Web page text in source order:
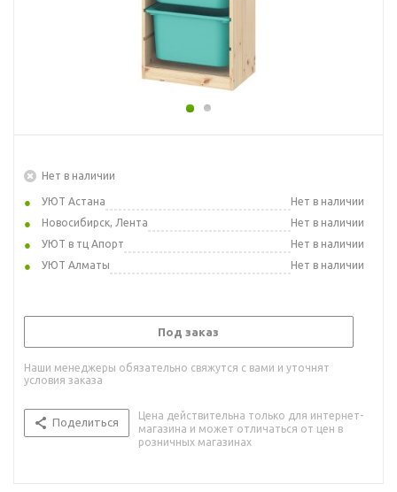
Нет в наличии
УЮТ Астана
Нет в наличии
Новосибирск, Лента
Нет в наличии
УЮТ в тц Апорт
Нет в наличии
УЮТ Алматы
Нет в наличии
Под заказ
Наши менеджеры обязательно свяжутся с вами и уточнят
условия заказа
Поделиться
Цена действительна только для интернет-
магазина и может отличаться от цен в
розничных магазинах